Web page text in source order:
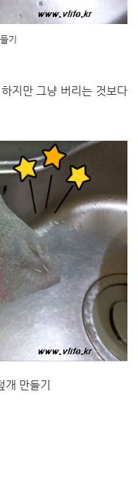
기
지만 그냥 버리는 것보다
만들기